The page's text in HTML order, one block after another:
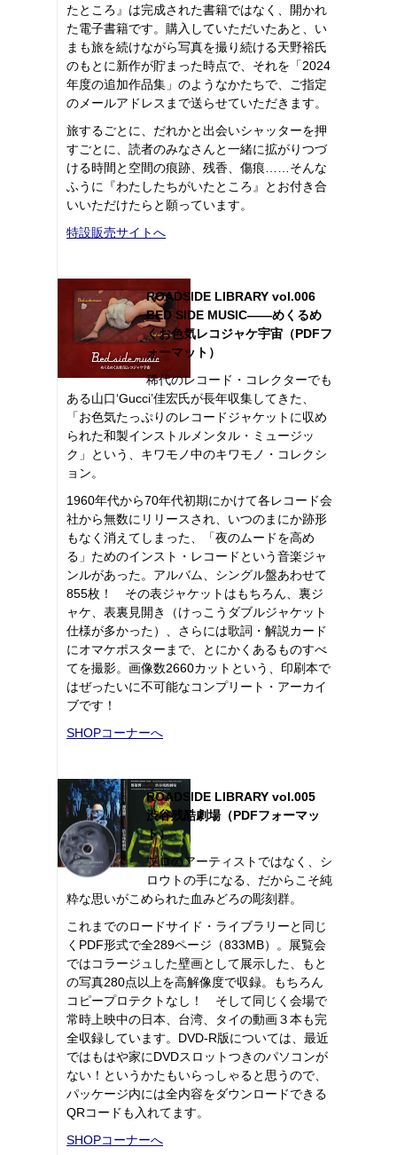
たところ』は完成された書籍ではなく、開かれ
た電子書籍です。購入していただいたあと、い
まも旅を続けながら写真を撮り続ける天野裕氏
のもとに新作が貯まった時点で、それを「2024
年度の追加作品集」のようなかたちで、ご指定
のメールアドレスまで送らせていただきます。
旅するごとに、だれかと出会いシャッターを押
すごとに、読者のみなさんと一緒に拡がりつづ
ける時間と空間の痕跡、残香、傷痕……そんな
ふうに『わたしたちがいたところ』とお付き合
いいただけたらと願っています。
特設販売サイトへ
ROADSIDE LIBRARY vol.006
BED SIDE MUSIC――めくるめ
くお色気レコジャケ宇宙（PDFフ
ォーマット）
稀代のレコード・コレクターでも
ある山口‘Gucci’佳宏氏が長年収集してきた、
「お色気たっぷりのレコードジャケットに収め
られた和製インストルメンタル・ミュージッ
ク」という、キワモノ中のキワモノ・コレクシ
ョン。
1960年代から70年代初期にかけて各レコード会
社から無数にリリースされ、いつのまにか跡形
もなく消えてしまった、「夜のムードを高め
る」ためのインスト・レコードという音楽ジャ
ンルがあった。アルバム、シングル盤あわせて
855枚！ その表ジャケットはもちろん、裏ジ
ャケ、表裏見開き（けっこうダブルジャケット
仕様が多かった）、さらには歌詞・解説カード
にオマケポスターまで、とにかくあるものすべ
てを撮影。画像数2660カットという、印刷本で
はぜったいに不可能なコンプリート・アーカイ
ブです！
SHOPコーナーへ
ROADSIDE LIBRARY vol.005
渋谷残酷劇場（PDFフォーマッ
ト）
プロのアーティストではなく、シ
ロウトの手になる、だからこそ純
粋な思いがこめられた血みどろの彫刻群。
これまでのロードサイド・ライブラリーと同じ
くPDF形式で全289ページ（833MB）。展覧会
ではコラージュした壁画として展示した、もと
の写真280点以上を高解像度で収録。もちろん
コピープロテクトなし！ そして同じく会場で
常時上映中の日本、台湾、タイの動画３本も完
全収録しています。DVD-R版については、最近
ではもはや家にDVDスロットつきのパソコンが
ない！というかたもいらっしゃると思うので、
パッケージ内には全内容をダウンロードできる
QRコードも入れてます。
SHOPコーナーへ